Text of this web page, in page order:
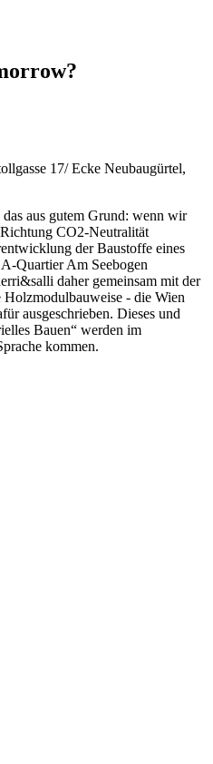
17/ Ecke Neubaugürtel,
aus gutem Grund: wenn wir
CO2-Neutralität
der Baustoffe eines
Quartier Am Seebogen
daher gemeinsam mit der
- die Wien
ausgeschrieben. Dieses und
Bauen“ werden im
kommen.